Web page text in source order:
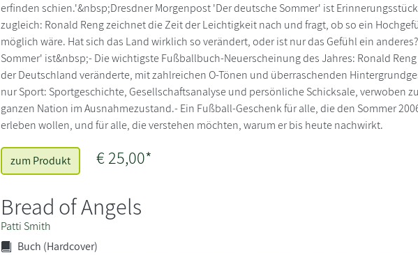
erfinden schien.'&nbsp;Dresdner Morgenpost 'Der deutsche Sommer' ist
zugleich: Ronald Reng zeichnet die Zeit der Leichtigkeit nach und fragt, ob so ein
möglich wäre. Hat sich das Land wirklich so verändert, oder ist nur das Gefühl ein
Sommer' ist&nbsp;- Die wichtigste Fußballbuch-Neuerscheinung des Jahres: Ronald
der Deutschland veränderte, mit zahlreichen O-Tönen und überraschenden
nur Sport: Sportgeschichte, Gesellschaftsanalyse und persönliche Schicksale, verwoben
ganzen Nation im Ausnahmezustand.- Ein Fußball-Geschenk für alle, die den Sommer
erleben wollen, und für alle, die verstehen möchten, warum er bis heute nachwirkt.
zum Produkt € 25,00*
Bread of Angels
Patti Smith
Buch (Hardcover)